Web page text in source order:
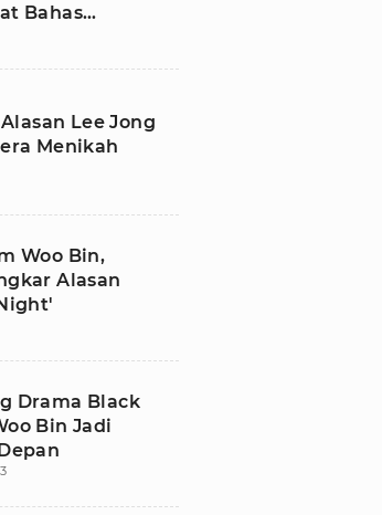
Bahas
Lee Jong
Menikah
Woo Bin,
Alasan
Drama Black
Bin Jadi